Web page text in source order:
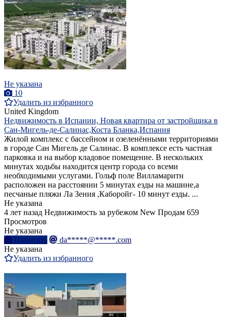
Не указана
10
Удалить из избранного
United Kingdom
Недвижимость в Испании, Новая квартира от застройщика в
Сан-Мигель-де-Салинас,Коста Бланка,Испания
Жилой комплекс с бассейном и озеленёнными территориями
в городе Сан Мигель де Салинас. В комплексе есть частная
парковка и на выбор кладовое помещение. В нескольких
минутах ходьбы находится центр города со всеми
необходимыми услугами. Гольф поле Вилламаритн
расположен на расстоянии 5 минутах езды на машине,а
песчаные пляжи Ла Зения ,Каборойг- 10 минут езды. ...
Не указана
4 лет назад Недвижимость за рубежом New Продам 659
Просмотров
Не указана
Написать
da*****@*****.com
Не указана
Удалить из избранного